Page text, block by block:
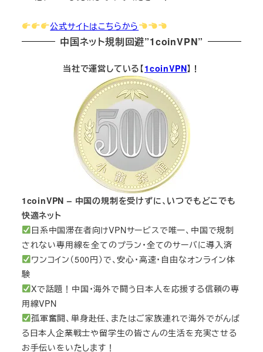
公式サイトはこちらから
中国ネット規制回避”1coinVPN”
当社で運営している【1coinVPN】！
1coinVPN – 中国の規制を受けずに、いつでもどこでも
快適ネット
日系中国滞在者向けVPNサービスで唯一、中国で規制
されない専用線を全てのプラン・全てのサーバに導入済
ワンコイン（500円）で、安心・高速・自由なオンライン体
験
Xで話題！中国・海外で闘う日本人を応援する信頼の専
用線VPN
孤軍奮闘、単身赴任、またはご家族連れで海外でがんば
る日本人企業戦士や留学生の皆さんの生活を充実させる
お手伝いをいたします！